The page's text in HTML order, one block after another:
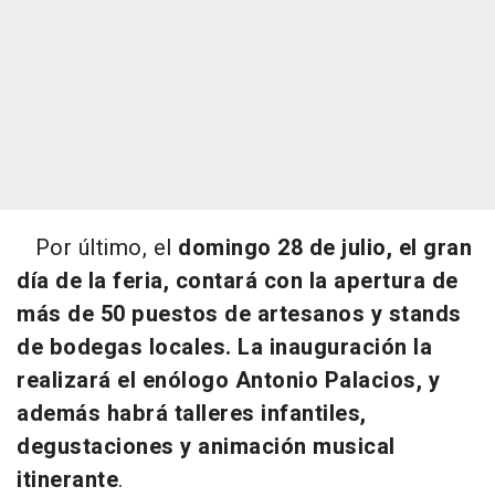
Por último, el domingo 28 de julio, el gran
día de la feria, contará con la apertura de
más de 50 puestos de artesanos y stands
de bodegas locales. La inauguración la
realizará el enólogo Antonio Palacios, y
además habrá talleres infantiles,
degustaciones y animación musical
itinerante.